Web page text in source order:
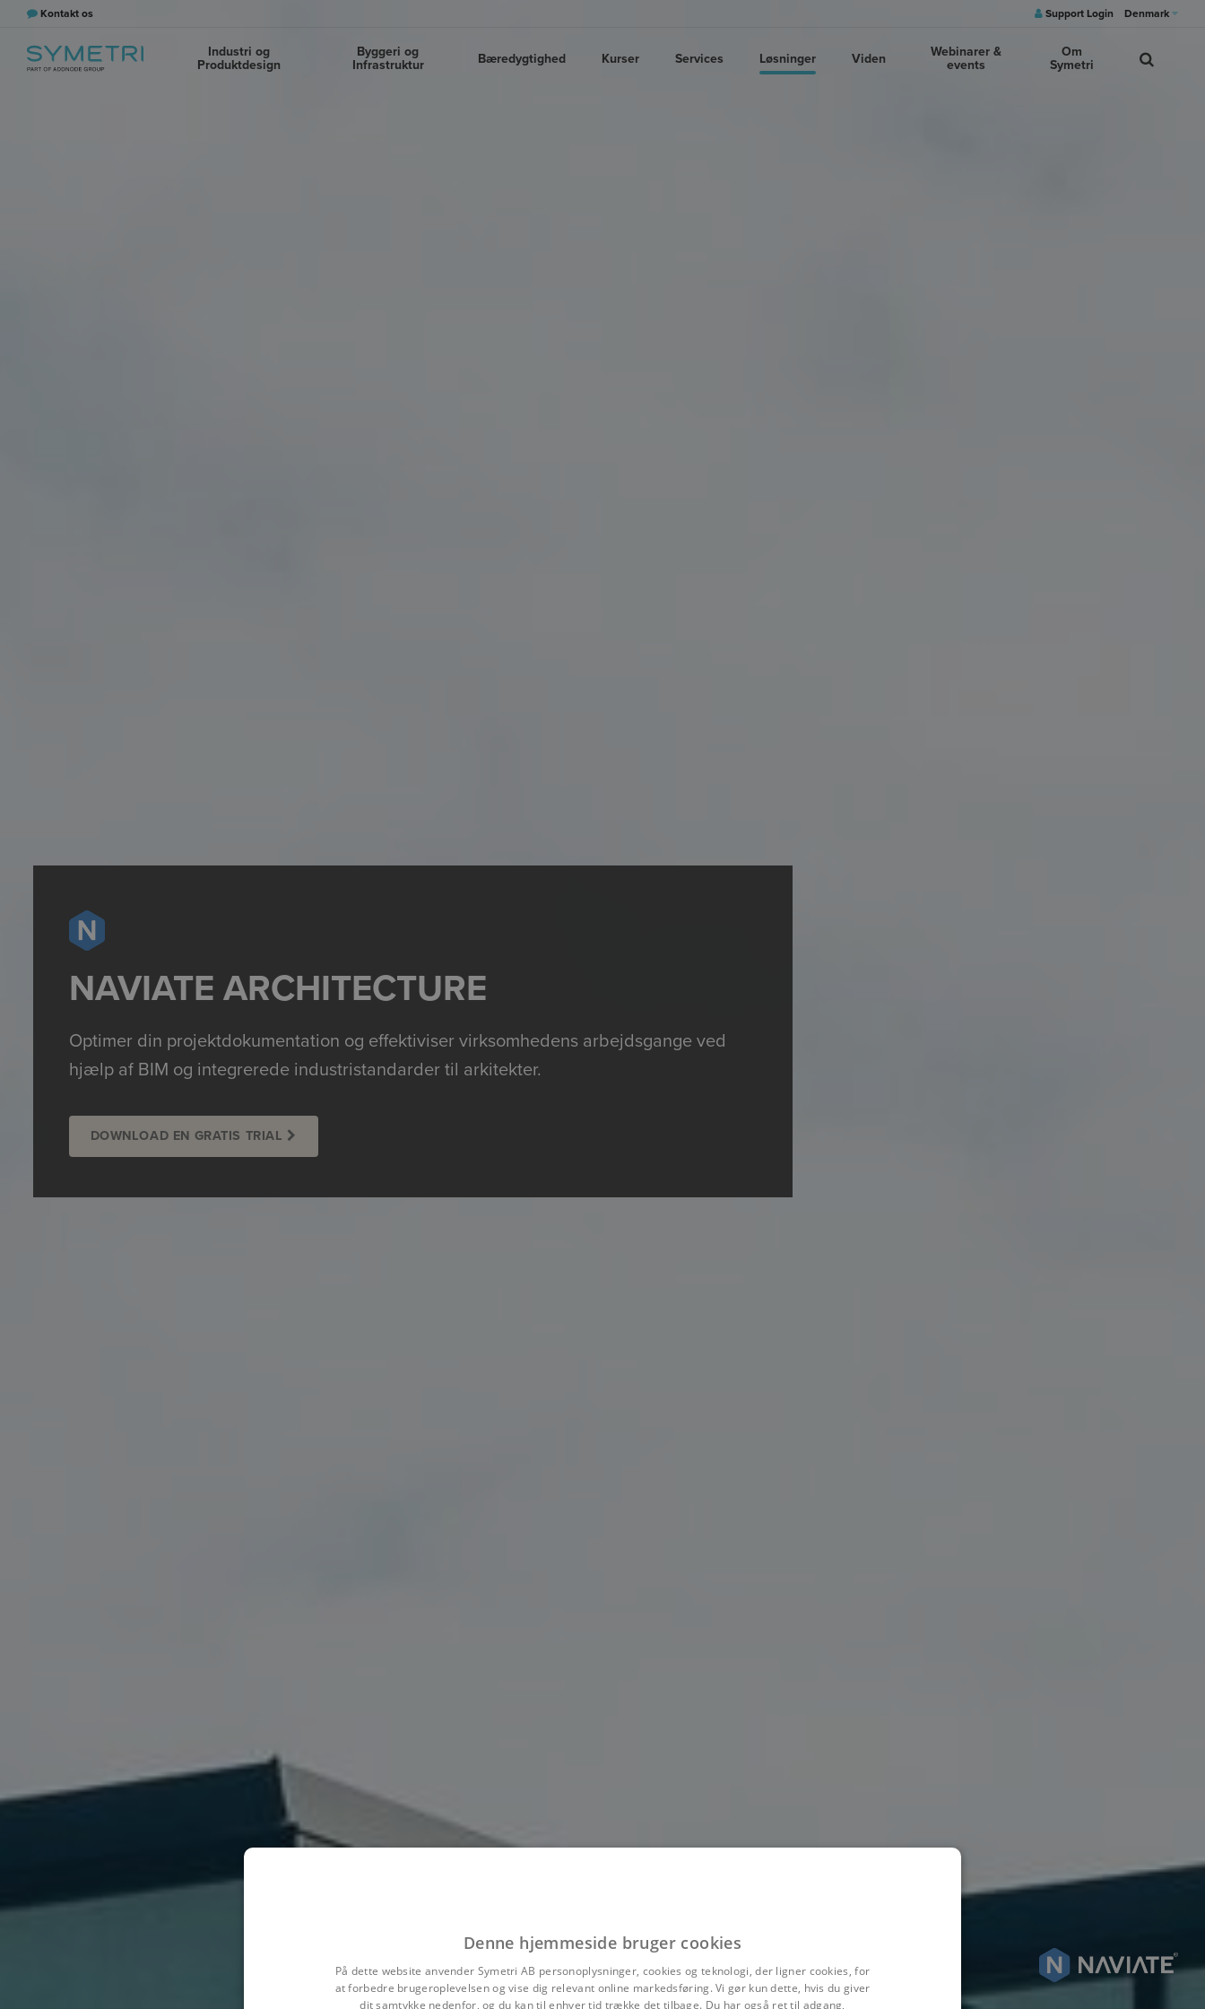
Kontakt os Support Login Denmark
Industri og
Produktdesign
Byggeri og
Infrastruktur
Bæredygtighed Kurser Services Løsninger Viden
Webinarer &
events
Om
Symetri
NAVIATE ARCHITECTURE
Optimer din projektdokumentation og effektiviser virksomhedens arbejdsgange ved
hjælp af BIM og integrerede industristandarder til arkitekter.
DOWNLOAD EN GRATIS TRIAL
Denne hjemmeside bruger cookies
På dette website anvender Symetri AB personoplysninger, cookies og teknologi, der ligner cookies, for
at forbedre brugeroplevelsen og vise dig relevant online markedsføring. Vi gør kun dette, hvis du giver
dit samtykke nedenfor, og du kan til enhver tid trække det tilbage. Du har også ret til adgang,